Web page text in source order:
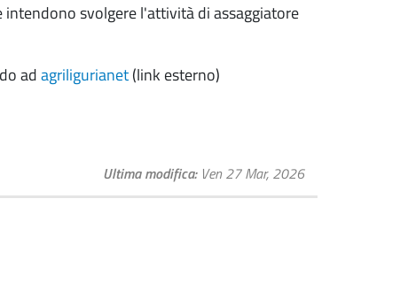
svolgere l'attività di assaggiatore
adagriligurianet(link esterno)
Ultima modifica Ven 27 Mar, 2026